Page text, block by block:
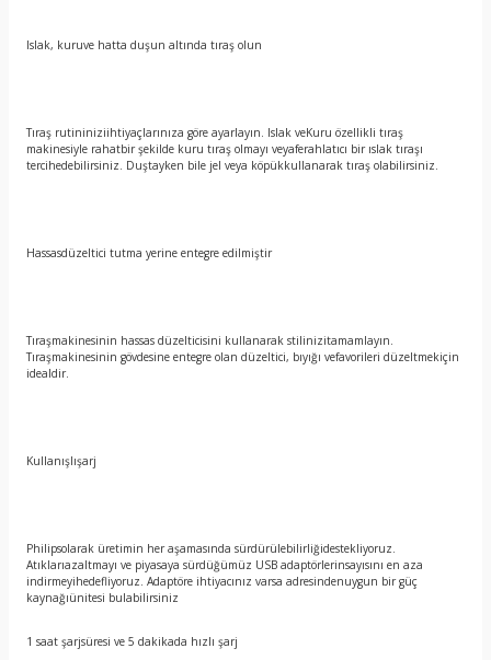
Islak, kuruve hatta duşun altında tıraş olun
Tıraş rutininiziihtiyaçlarınıza göre ayarlayın. Islak veKuru özellikli tıraş
makinesiyle rahatbir şekilde kuru tıraş olmayı veyaferahlatıcı bir ıslak tıraşı
tercihedebilirsiniz. Duştayken bile jel veya köpükkullanarak tıraş olabilirsiniz.
Hassasdüzeltici tutma yerine entegre edilmiştir
Tıraşmakinesinin hassas düzelticisini kullanarak stilinizitamamlayın.
Tıraşmakinesinin gövdesine entegre olan düzeltici, bıyığı vefavorileri düzeltmekiçin
idealdir.
Kullanışlışarj
Philipsolarak üretimin her aşamasında sürdürülebilirliğidestekliyoruz.
Atıklarıazaltmayı ve piyasaya sürdüğümüz USB adaptörlerinsayısını en aza
indirmeyihedefliyoruz. Adaptöre ihtiyacınız varsa adresindenuygun bir güç
kaynağıünitesi bulabilirsiniz
1 saat şarjsüresi ve 5 dakikada hızlı şarj